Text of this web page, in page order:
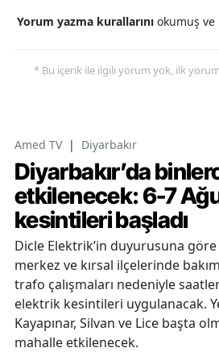
Yorum yazma kurallarını okumuş ve
* Bu içerik ile ilgili yorum yok, ilk
Amed TV | Diyarbakır
Diyarbakır’da
etkilenecek: 6-7
kesintileri başladı
Dicle Elektrik’in duyurusuna göre
merkez ve kırsal ilçelerinde
trafo çalışmaları nedeniyle
elektrik kesintileri uygulanacak.
Kayapınar, Silvan ve Lice başta
mahalle etkilenecek.